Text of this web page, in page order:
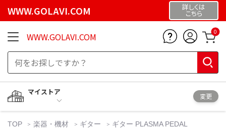
WWW.GOLAVI.COM 詳しくは
こちら
WWW.GOLAVI.COM 0
マイストア
変更
TOP 楽器・機材 ギター
ギター PLASMA PEDAL